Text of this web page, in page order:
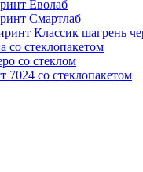
Еволаб
Смартлаб
Классик шагрень
со стеклопакетом
со стеклом
7024 со стеклопакетом